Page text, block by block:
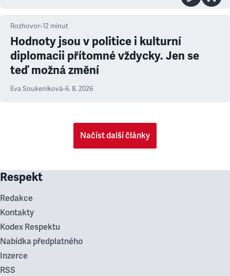
Rozhovor•12 minut
Hodnoty jsou v politice i kulturní
diplomacii přítomné vždycky. Jen se
teď možná změní
Eva Soukeníková•6. 8. 2026
Načíst další články
Respekt
Redakce
Kontakty
Kodex Respektu
Nabídka předplatného
Inzerce
RSS